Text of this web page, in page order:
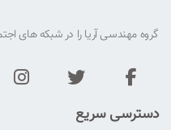
گروه مهندسی آریا را در شبکه های
دسترسی سریع